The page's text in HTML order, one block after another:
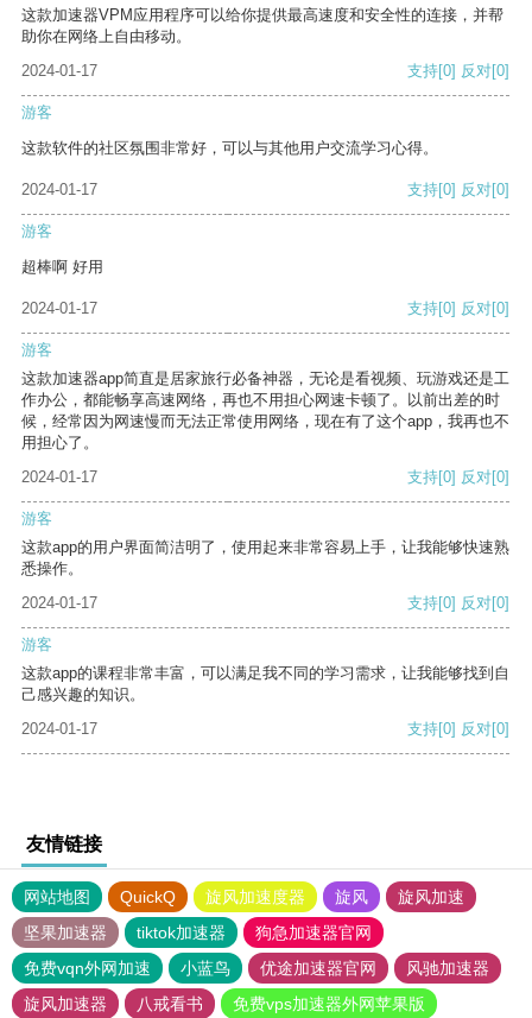
这款加速器VPM应用程序可以给你提供最高速度和安全性的连接，并帮
助你在网络上自由移动。
2024-01-17
支持[0] 反对[0]
游客
这款软件的社区氛围非常好，可以与其他用户交流学习心得。
2024-01-17 支持[0] 反对[0]
游客
超棒啊 好用
2024-01-17 支持[0] 反对[0]
游客
这款加速器app简直是居家旅行必备神器，无论是看视频、玩游戏还是工
作办公，都能畅享高速网络，再也不用担心网速卡顿了。以前出差的时
候，经常因为网速慢而无法正常使用网络，现在有了这个app，我再也不
用担心了。
2024-01-17
支持[0] 反对[0]
游客
这款app的用户界面简洁明了，使用起来非常容易上手，让我能够快速熟
悉操作。
2024-01-17
支持[0] 反对[0]
游客
这款app的课程非常丰富，可以满足我不同的学习需求，让我能够找到自
己感兴趣的知识。
2024-01-17
支持[0] 反对[0]
友情链接
网站地图 QuickQ 旋风加速度器 旋风
旋风加速
坚果加速器
tiktok加速器
狗急加速器官网
免费vqn外网加速
小蓝鸟 优途加速器官网
风驰加速器
旋风加速器
八戒看书 免费vps加速器外网苹果版